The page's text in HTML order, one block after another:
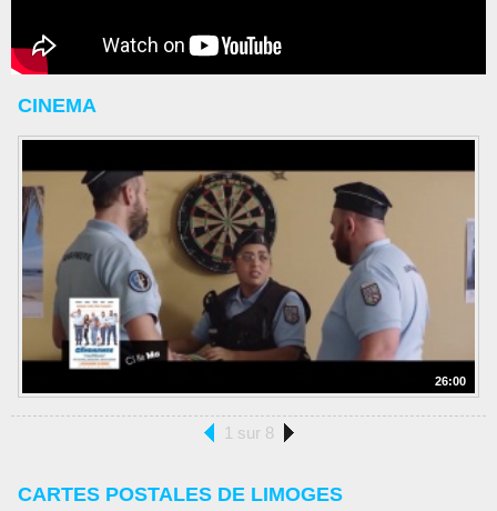
CINEMA
26:00
1 sur 8
CARTES POSTALES DE LIMOGES